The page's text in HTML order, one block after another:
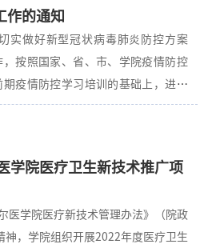
作的通知
，按照国家、省、市、学院疫情防控
疫情防控学习培训的基础上，进一
案培训工作，现将有关事宜通知如
主体责任，坚持问题导向、目标导
九版防控方案培训工作，做到全员
、部门
集中、自学等多种方式开展第九版防
对参与疫情防控的行政管理人员、
学院医疗卫生新技术推广项
医学院医疗新技术管理办法》（院政
神，学院组织开展2022年度医疗卫生